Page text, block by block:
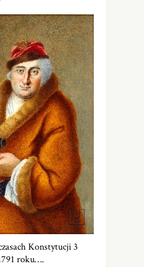
Konstytucji 3
roku….